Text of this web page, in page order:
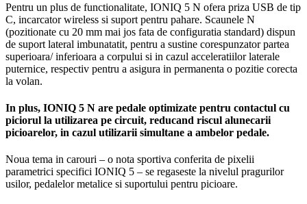
Pentru un plus de functionalitate, IONIQ 5 N ofera priza USB de tip
C, incarcator wireless si suport pentru pahare. Scaunele N
(pozitionate cu 20 mm mai jos fata de configuratia standard) dispun
de suport lateral imbunatatit, pentru a sustine corespunzator partea
superioara/ inferioara a corpului si in cazul acceleratiilor laterale
puternice, respectiv pentru a asigura in permanenta o pozitie corecta
la volan.
In plus, IONIQ 5 N are pedale optimizate pentru contactul cu
piciorul la utilizarea pe circuit, reducand riscul alunecarii
picioarelor, in cazul utilizarii simultane a ambelor pedale.
Noua tema in carouri – o nota sportiva conferita de pixelii
parametrici specifici IONIQ 5 – se regaseste la nivelul pragurilor
usilor, pedalelor metalice si suportului pentru picioare.